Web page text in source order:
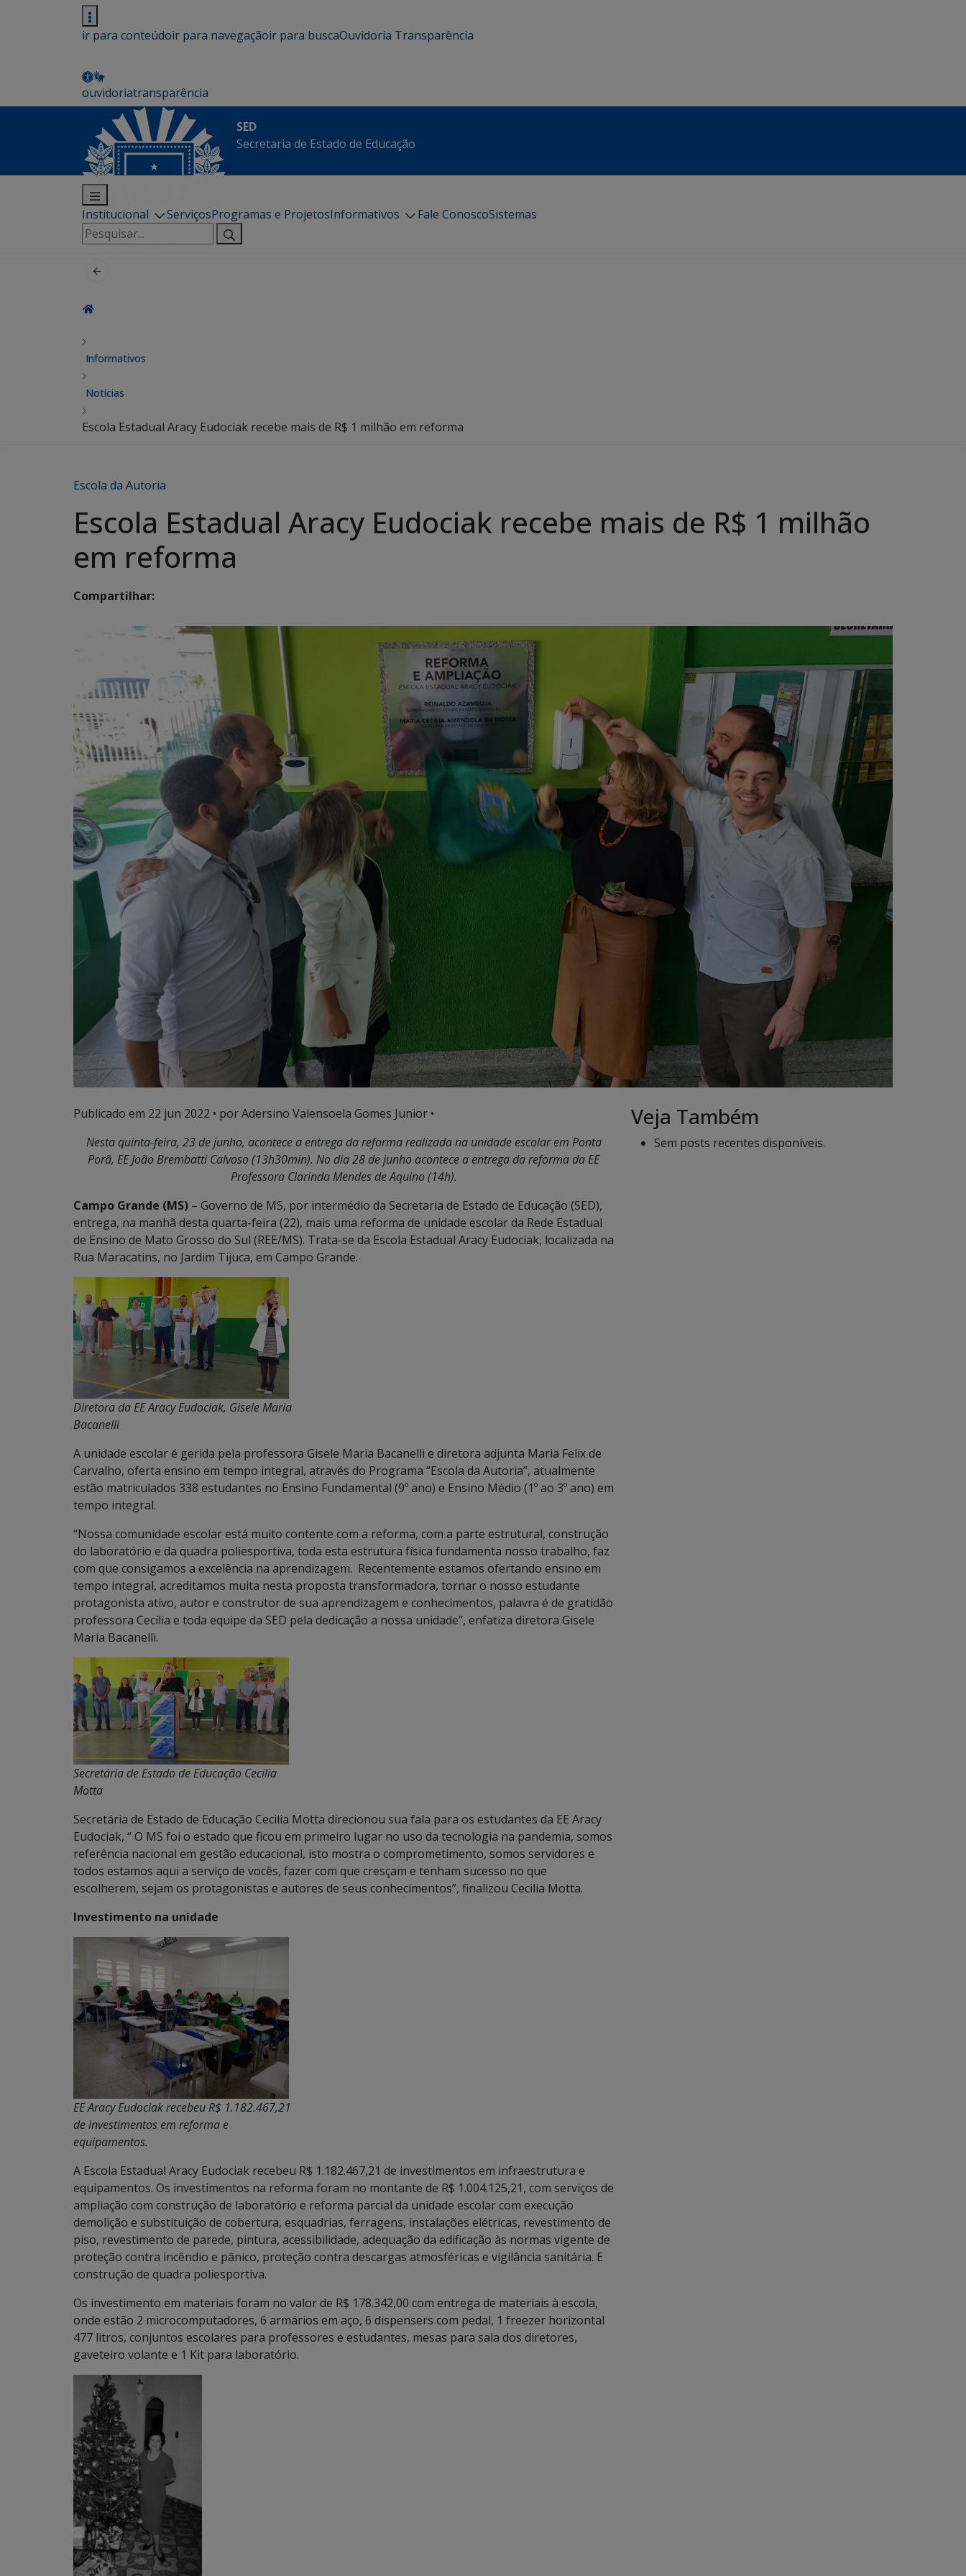
ir para conteúdoir para navegaçãoir para buscaOuvidoria Transparência
ouvidoriatransparência
SED
Secretaria de Estado de Educação
Institucional ServiçosProgramas e ProjetosInformativos Fale ConoscoSistemas
Pesquisar
por:
Informativos
Notícias
Escola Estadual Aracy Eudociak recebe mais de R$ 1 milhão em reforma
Escola da Autoria
Escola Estadual Aracy Eudociak recebe mais de R$ 1 milhão
em reforma
Compartilhar:
Publicado em 22 jun 2022 • por Adersino Valensoela Gomes Junior •
Nesta quinta-feira, 23 de junho, acontece a entrega da reforma realizada na unidade escolar em Ponta
Porã, EE João Brembatti Calvoso (13h30min). No dia 28 de junho acontece a entrega da reforma da EE
Professora Clarinda Mendes de Aquino (14h).
Campo Grande (MS) – Governo de MS, por intermédio da Secretaria de Estado de Educação (SED),
entrega, na manhã desta quarta-feira (22), mais uma reforma de unidade escolar da Rede Estadual
de Ensino de Mato Grosso do Sul (REE/MS). Trata-se da Escola Estadual Aracy Eudociak, localizada na
Rua Maracatins, no Jardim Tijuca, em Campo Grande.
Diretora da EE Aracy Eudociak, Gisele Maria
Bacanelli
A unidade escolar é gerida pela professora Gisele Maria Bacanelli e diretora adjunta Maria Felix de
Carvalho, oferta ensino em tempo integral, através do Programa “Escola da Autoria”, atualmente
estão matriculados 338 estudantes no Ensino Fundamental (9º ano) e Ensino Médio (1º ao 3º ano) em
tempo integral.
“Nossa comunidade escolar está muito contente com a reforma, com a parte estrutural, construção
do laboratório e da quadra poliesportiva, toda esta estrutura física fundamenta nosso trabalho, faz
com que consigamos a excelência na aprendizagem. Recentemente estamos ofertando ensino em
tempo integral, acreditamos muita nesta proposta transformadora, tornar o nosso estudante
protagonista ativo, autor e construtor de sua aprendizagem e conhecimentos, palavra é de gratidão
professora Cecília e toda equipe da SED pela dedicação a nossa unidade”, enfatiza diretora Gisele
Maria Bacanelli.
Secretária de Estado de Educação Cecilia
Motta
Secretária de Estado de Educação Cecilia Motta direcionou sua fala para os estudantes da EE Aracy
Eudociak, “ O MS foi o estado que ficou em primeiro lugar no uso da tecnologia na pandemia, somos
referência nacional em gestão educacional, isto mostra o comprometimento, somos servidores e
todos estamos aqui a serviço de vocês, fazer com que cresçam e tenham sucesso no que
escolherem, sejam os protagonistas e autores de seus conhecimentos”, finalizou Cecilia Motta.
Investimento na unidade
EE Aracy Eudociak recebeu R$ 1.182.467,21
de investimentos em reforma e
equipamentos.
A Escola Estadual Aracy Eudociak recebeu R$ 1.182.467,21 de investimentos em infraestrutura e
equipamentos. Os investimentos na reforma foram no montante de R$ 1.004.125,21, com serviços de
ampliação com construção de laboratório e reforma parcial da unidade escolar com execução
demolição e substituição de cobertura, esquadrias, ferragens, instalações elétricas, revestimento de
piso, revestimento de parede, pintura, acessibilidade, adequação da edificação às normas vigente de
proteção contra incêndio e pânico, proteção contra descargas atmosféricas e vigilância sanitária. E
construção de quadra poliesportiva.
Os investimento em materiais foram no valor de R$ 178.342,00 com entrega de materiais à escola,
onde estão 2 microcomputadores, 6 armários em aço, 6 dispensers com pedal, 1 freezer horizontal
477 litros, conjuntos escolares para professores e estudantes, mesas para sala dos diretores,
gaveteiro volante e 1 Kit para laboratório.
Veja Também
Sem posts recentes disponíveis.